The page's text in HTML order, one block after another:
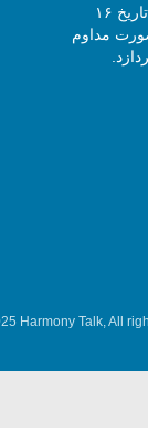
مجله آنلاین موسیقی «گفتگوی هارمونیک»، از تاریخ ۱۶
به صورت مداوم
Harmony Talk, All